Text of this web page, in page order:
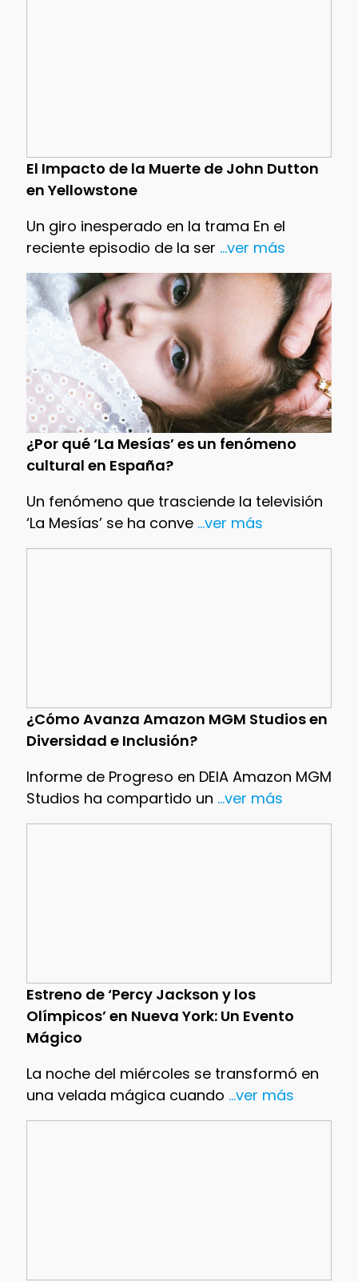
El Impacto de la Muerte de John Dutton
en Yellowstone
Un giro inesperado en la trama En el
reciente episodio de la ser ...ver más
¿Por qué ‘La Mesías’ es un fenómeno
cultural en España?
Un fenómeno que trasciende la televisión
‘La Mesías’ se ha conve...ver más
¿Cómo Avanza Amazon MGM Studios en
Diversidad e Inclusión?
Informe de Progreso en DEIA Amazon MGM
Studios ha compartido un ...ver más
Estreno de ‘Percy Jackson y los
Olímpicos’ en Nueva York: Un Evento
Mágico
La noche del miércoles se transformó en
una velada mágica cuando ...ver más